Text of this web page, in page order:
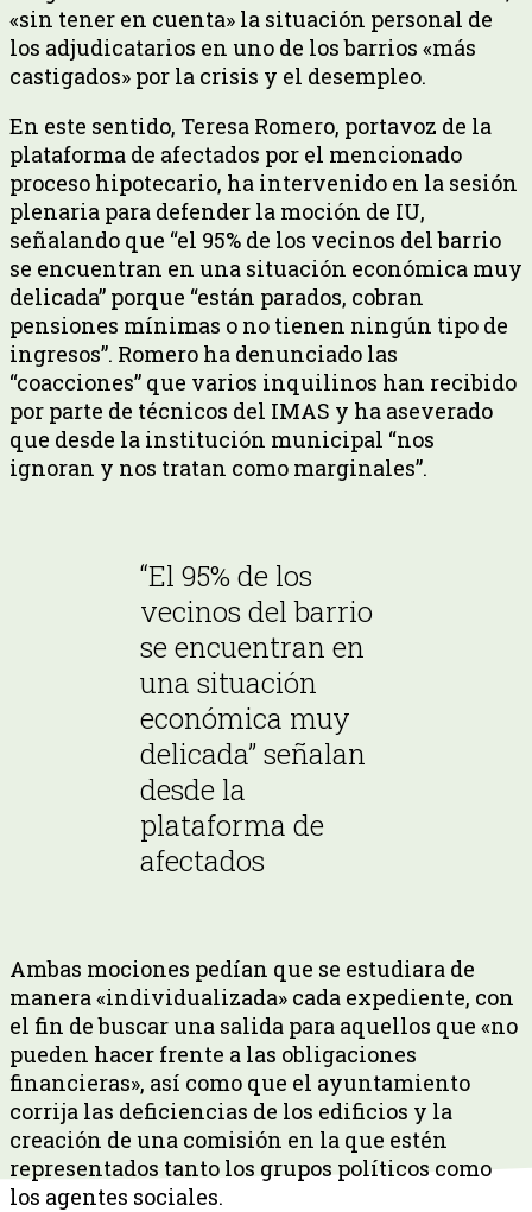
«sin tener en cuenta» la situación personal de
los adjudicatarios en uno de los barrios «más
castigados» por la crisis y el desempleo.
En este sentido, Teresa Romero, portavoz de la
plataforma de afectados por el mencionado
proceso hipotecario, ha intervenido en la sesión
plenaria para defender la moción de IU,
señalando que “el 95% de los vecinos del barrio
se encuentran en una situación económica muy
delicada” porque “están parados, cobran
pensiones mínimas o no tienen ningún tipo de
ingresos”. Romero ha denunciado las
“coacciones” que varios inquilinos han recibido
por parte de técnicos del IMAS y ha aseverado
que desde la institución municipal “nos
ignoran y nos tratan como marginales”.
“El 95% de los
vecinos del barrio
se encuentran en
una situación
económica muy
delicada” señalan
desde la
plataforma de
afectados
Ambas mociones pedían que se estudiara de
manera «individualizada» cada expediente, con
el fin de buscar una salida para aquellos que «no
pueden hacer frente a las obligaciones
financieras», así como que el ayuntamiento
corrija las deficiencias de los edificios y la
creación de una comisión en la que estén
representados tanto los grupos políticos como
los agentes sociales.